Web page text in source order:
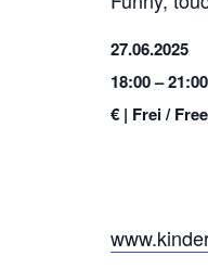
27.06.2025
18:00 –
€ | Frei / Free